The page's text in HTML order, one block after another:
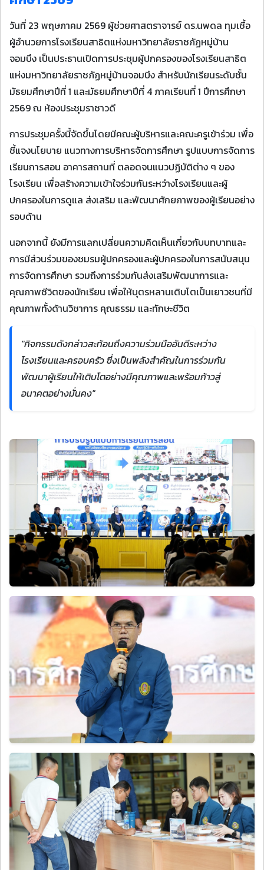
วันที่ 23 พฤษภาคม 2569 ผู้ช่วยศาสตราจารย์ ดร.นพดล ทุมเชื้อ
ผู้อำนวยการโรงเรียนสาธิตแห่งมหาวิทยาลัยราชภัฏหมู่บ้าน
จอมบึง เป็นประธานเปิดการประชุมผู้ปกครองของโรงเรียนสาธิต
แห่งมหาวิทยาลัยราชภัฏหมู่บ้านจอมบึง สำหรับนักเรียนระดับชั้น
มัธยมศึกษาปีที่ 1 และมัธยมศึกษาปีที่ 4 ภาคเรียนที่ 1 ปีการศึกษา
2569 ณ ห้องประชุมราชาวดี
การประชุมครั้งนี้จัดขึ้นโดยมีคณะผู้บริหารและคณะครูเข้าร่วม เพื่อ
ชี้แจงนโยบาย แนวทางการบริหารจัดการศึกษา รูปแบบการจัดการ
เรียนการสอน อาคารสถานที่ ตลอดจนแนวปฏิบัติต่าง ๆ ของ
โรงเรียน เพื่อสร้างความเข้าใจร่วมกันระหว่างโรงเรียนและผู้
ปกครองในการดูแล ส่งเสริม และพัฒนาศักยภาพของผู้เรียนอย่าง
รอบด้าน
นอกจากนี้ ยังมีการแลกเปลี่ยนความคิดเห็นเกี่ยวกับบทบาทและ
การมีส่วนร่วมของชมรมผู้ปกครองและผู้ปกครองในการสนับสนุน
การจัดการศึกษา รวมถึงการร่วมกันส่งเสริมพัฒนาการและ
คุณภาพชีวิตของนักเรียน เพื่อให้บุตรหลานเติบโตเป็นเยาวชนที่มี
คุณภาพทั้งด้านวิชาการ คุณธรรม และทักษะชีวิต
"กิจกรรมดังกล่าวสะท้อนถึงความร่วมมืออันดีระหว่าง
โรงเรียนและครอบครัว ซึ่งเป็นพลังสำคัญในการร่วมกัน
พัฒนาผู้เรียนให้เติบโตอย่างมีคุณภาพและพร้อมก้าวสู่
อนาคตอย่างมั่นคง"